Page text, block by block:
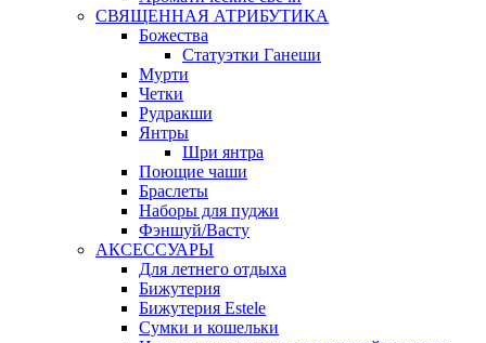
СВЯЩЕННАЯ АТРИБУТИКА
Божества
Статуэтки Ганеши
Мурти
Четки
Рудракши
Янтры
Шри янтра
Поющие чаши
Браслеты
Наборы для пуджи
Фэншуй/Васту
АКСЕССУАРЫ
Для летнего отдыха
Бижутерия
Бижутерия Estele
Сумки и кошельки